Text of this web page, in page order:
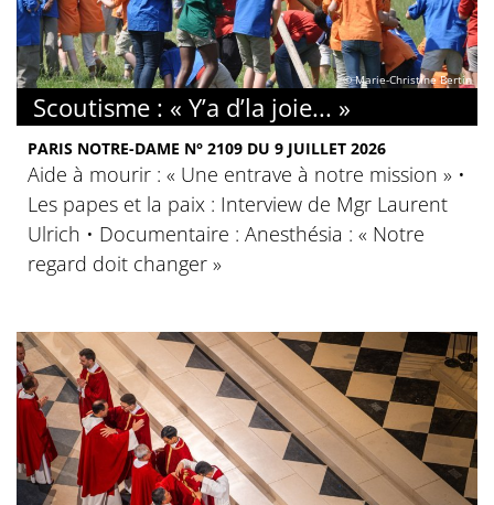
© Marie-Christine Bertin
Scoutisme : « Y’a d’la joie... »
PARIS NOTRE-DAME N° 2109 DU 9 JUILLET 2026
Aide à mourir : « Une entrave à notre mission » •
Les papes et la paix : Interview de Mgr Laurent
Ulrich • Documentaire : Anesthésia : « Notre
regard doit changer »